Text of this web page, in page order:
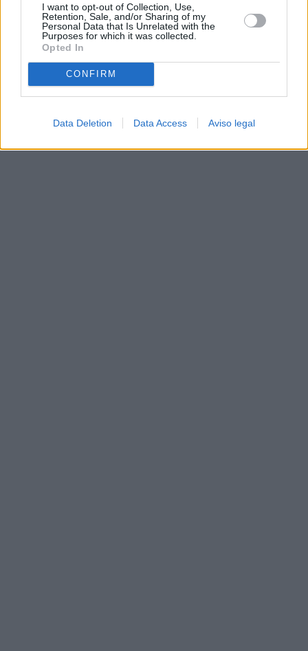
I want to opt-out of Collection, Use,
Retention, Sale, and/or Sharing of my
Personal Data that Is Unrelated with the
Purposes for which it was collected.
Opted In
CONFIRM
Data Deletion Data Access Aviso legal